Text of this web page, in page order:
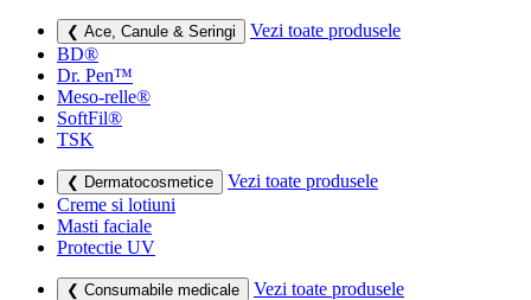
❮ Ace, Canule & Seringi
Vezi toate produsele
BD®
Dr. Pen™
Meso-relle®
SoftFil®
TSK
❮ Dermatocosmetice
Vezi toate produsele
Creme si lotiuni
Masti faciale
Protectie UV
❮ Consumabile medicale
Vezi toate produsele